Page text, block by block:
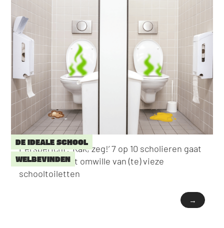
DE IDEALE SCHOOL
WELBEVINDEN
Persbericht: ‘Kak, zeg!’ 7 op 10 scholieren gaat
niet naar toilet omwille van (te) vieze
schooltoiletten
→